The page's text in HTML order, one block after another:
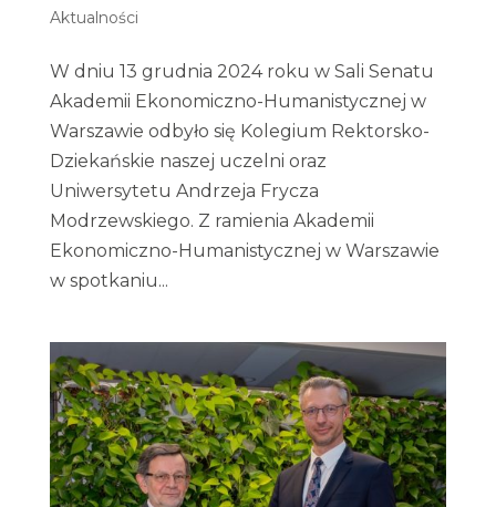
Aktualności
W dniu 13 grudnia 2024 roku w Sali Senatu
Akademii Ekonomiczno-Humanistycznej w
Warszawie odbyło się Kolegium Rektorsko-
Dziekańskie naszej uczelni oraz
Uniwersytetu Andrzeja Frycza
Modrzewskiego. Z ramienia Akademii
Ekonomiczno-Humanistycznej w Warszawie
w spotkaniu...